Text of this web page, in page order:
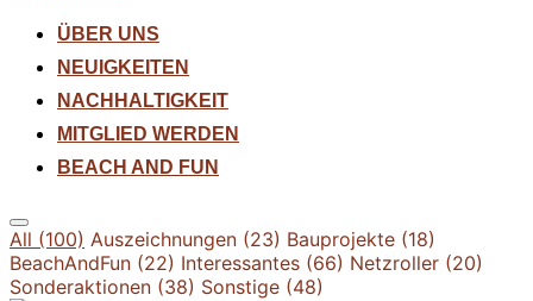
springenÜBER UNS
NEUIGKEITEN
NACHHALTIGKEIT
MITGLIED WERDEN
BEACH AND FUN
Seitenleiste
&
Navigation
umschalten
All (100) Auszeichnungen (23) Bauprojekte (18)
BeachAndFun (22) Interessantes (66) Netzroller (20)
Sonderaktionen (38) Sonstige (48)